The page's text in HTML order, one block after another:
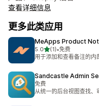
查看详细信息
更多此类应用
MeApps Product
5.0星（满分 5 星）
(1)
总共 1 条评论
•免费
用于添加和查看备注的内
Sandcastle Admin
免费
从统一的后台视图查找、